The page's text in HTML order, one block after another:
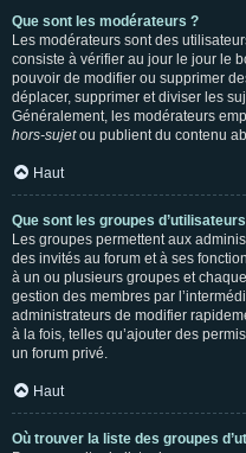
Que sont les modérateurs ?
Les modérateurs sont des
consiste à vérifier au jour le jour le
pouvoir de modifier ou supprimer
déplacer, supprimer et diviser les
Généralement, les modérateurs
hors-sujetou publient du contenu
Haut
Que sont les groupes
Les groupes permettent aux
des invités au forum et à ses
à un ou plusieurs groupes et
gestion des membres par
administrateurs de modifier
à la fois, telles qu’ajouter des
un forum privé.
Haut
Où trouver la liste des groupes